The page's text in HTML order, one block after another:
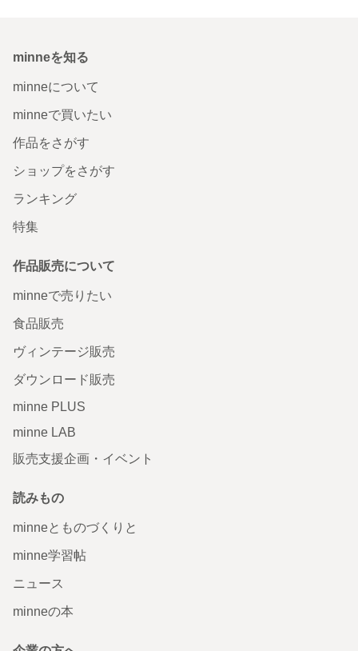
minneを知る
minneについて
minneで買いたい
作品をさがす
ショップをさがす
ランキング
特集
作品販売について
minneで売りたい
食品販売
ヴィンテージ販売
ダウンロード販売
minne PLUS
minne LAB
販売支援企画・イベント
読みもの
minneとものづくりと
minne学習帖
ニュース
minneの本